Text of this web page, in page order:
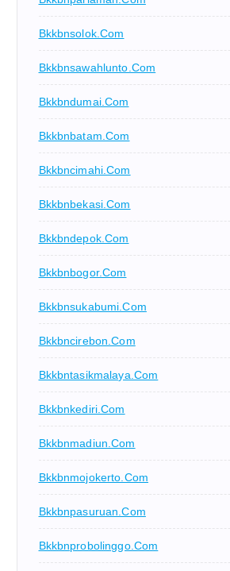
Bkkbnsolok.com
Bkkbnsawahlunto.com
Bkkbndumai.com
Bkkbnbatam.com
Bkkbncimahi.com
Bkkbnbekasi.com
Bkkbndepok.com
Bkkbnbogor.com
Bkkbnsukabumi.com
Bkkbncirebon.com
Bkkbntasikmalaya.com
Bkkbnkediri.com
Bkkbnmadiun.com
Bkkbnmojokerto.com
Bkkbnpasuruan.com
Bkkbnprobolinggo.com